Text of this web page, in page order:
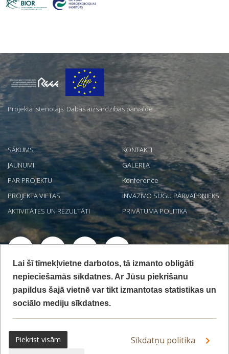
Par
mums
Projekta īstenotājs: Dabas aizsardzības pārvalde
SĀKUMS
JAUNUMI
PAR PROJEKTU
PROJEKTA VIETAS
AKTIVITĀTES UN REZULTĀTI
KONTAKTI
GALERIJA
Konference
INVAZĪVO SUGU PĀRVALDNIEKS
PRIVĀTUMA POLITIKA
Projekts "Jūras aizsargājamo biotopu izpēte un nepieciešamā
aizsardzības stāvokļa noteikšana Latvijas ekskluzīvajā ekonomiskajā
zonā" LIFE19 NAT/LV/000973 LIFE REEF tiek īstenots ar Eiropas
Savienības LIFE programmas un Valsts reģionālās attīstības aģentūras
nav atbildīga par šeit sniegtās informācijas iespējamo izmantojumu.
Lai šī tīmekļvietne darbotos, tā izmanto obligāti
nepieciešamās sīkdatnes. Ar Jūsu piekrišanu
papildus šajā vietnē var tikt izmantotas statistikas un
sociālo mediju sīkdatnes.
Piekrist visām
Sīkdatņu politika